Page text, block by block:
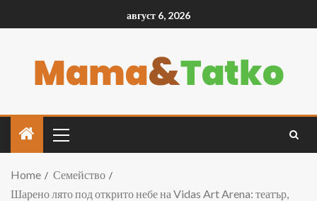
август 6, 2026
Home
Семейство
Шарено лято под открито небе на Vidas Art Arena: театър,